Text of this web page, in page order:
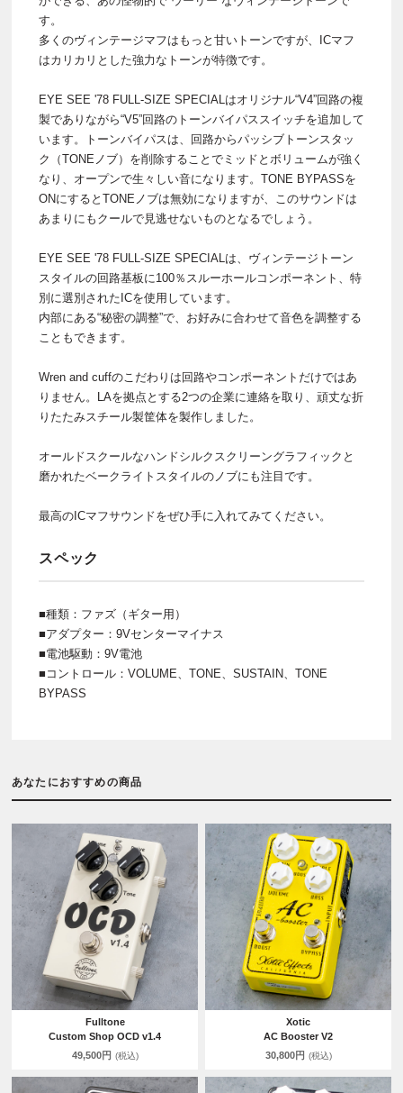
す。
多くのヴィンテージマフはもっと甘いトーンですが、ICマフ
はカリカリとした強力なトーンが特徴です。
EYE SEE '78 FULL-SIZE SPECIALはオリジナル“V4”回路の複
製でありながら“V5”回路のトーンバイパススイッチを追加して
います。トーンバイパスは、回路からパッシブトーンスタッ
ク（TONEノブ）を削除することでミッドとボリュームが強く
なり、オープンで生々しい音になります。TONE BYPASSを
ONにするとTONEノブは無効になりますが、このサウンドは
あまりにもクールで見逃せないものとなるでしょう。
EYE SEE '78 FULL-SIZE SPECIALは、ヴィンテージトーン
スタイルの回路基板に100％スルーホールコンポーネント、特
別に選別されたICを使用しています。
内部にある“秘密の調整”で、お好みに合わせて音色を調整する
こともできます。
Wren and cuffのこだわりは回路やコンポーネントだけではあ
りません。LAを拠点とする2つの企業に連絡を取り、頑丈な折
りたたみスチール製筐体を製作しました。
オールドスクールなハンドシルクスクリーングラフィックと
磨かれたベークライトスタイルのノブにも注目です。
最高のICマフサウンドをぜひ手に入れてみてください。
スペック
■種類：ファズ（ギター用）
■アダプター：9Vセンターマイナス
■電池駆動：9V電池
■コントロール：VOLUME、TONE、SUSTAIN、TONE
BYPASS
あなたにおすすめの商品
Fulltone
Custom Shop OCD v1.4
49,500円 (税込)
Xotic
AC Booster V2
30,800円 (税込)